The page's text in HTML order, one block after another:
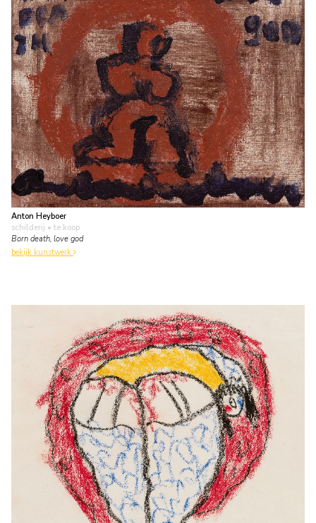
Anton Heyboer
schilderij • te koop
Born death, love god
bekijk kunstwerk